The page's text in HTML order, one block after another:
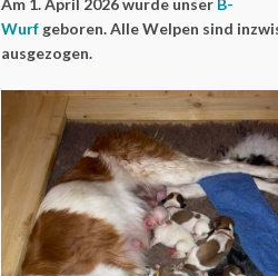
Am 1. April 2026 wurde unser B-
Wurf geboren. Alle Welpen sind
ausgezogen.